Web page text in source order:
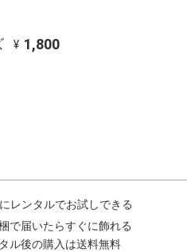
¥ 1,800
レンタルでお試しできる
で届いたらすぐに飾れる
ル後の購入は送料無料